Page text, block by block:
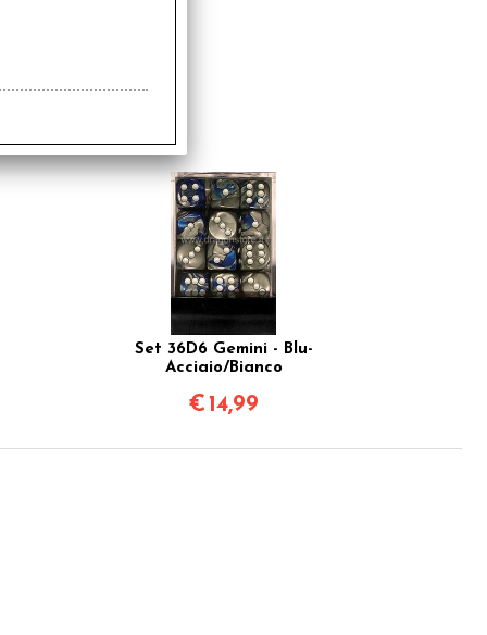
Set 36D6 Gemini - Blu-
Acciaio/Bianco
€ 14,99